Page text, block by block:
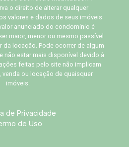
o direito de alterar qualquer
valores e dados de seus imóveis
anunciado do condomínio é
maior, menor ou mesmo passível
da locação. Pode ocorrer de algum
não estar mais disponível devido à
feitas pelo site não implicam
venda ou locação de quaisquer
imóveis.
de Privacidade
de Uso